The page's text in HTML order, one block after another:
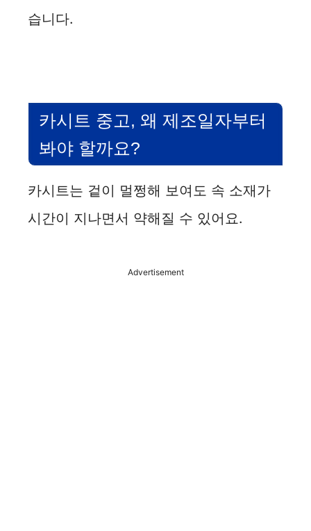
습니다.
카시트 중고, 왜 제조일자부터
봐야 할까요?
카시트는 겉이 멀쩡해 보여도 속 소재가
시간이 지나면서 약해질 수 있어요.
Advertisement